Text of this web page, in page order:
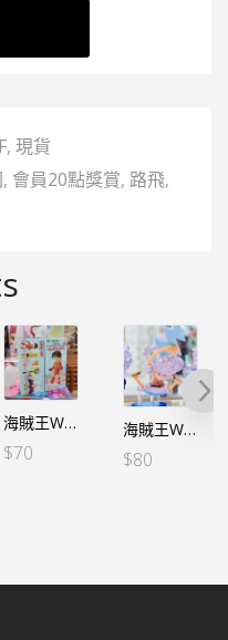
, 現貨
, 會員20點獎賞, 路飛,
海賊王WCF -蛋頭島篇 VOL.1-路飛 (行版)
$70
海賊王WCF -路飛五檔 收藏套裝金屬色-B款單個
$80